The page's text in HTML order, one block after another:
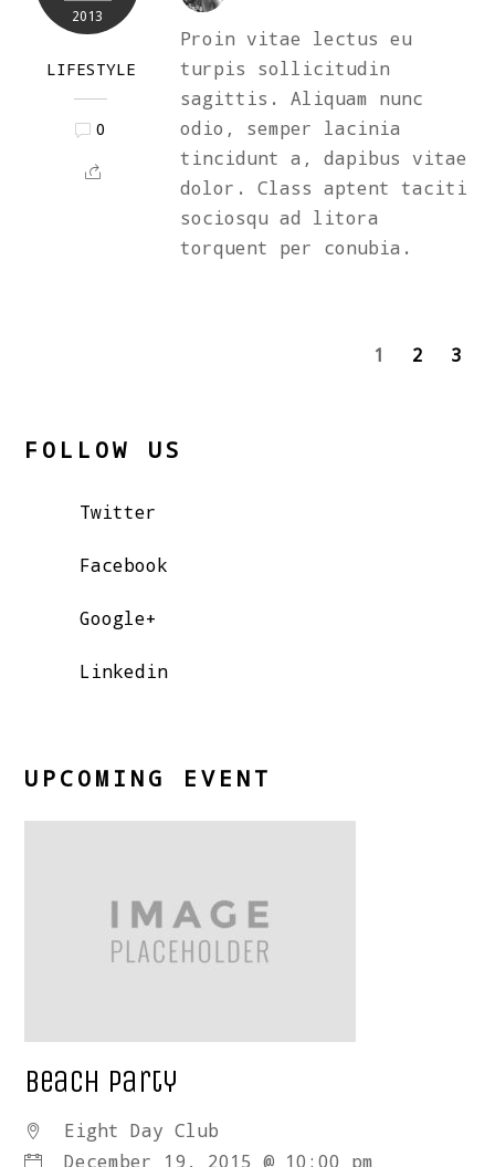
2013
LIFESTYLE
0
Proin vitae lectus eu
turpis sollicitudin
sagittis. Aliquam nunc
odio, semper lacinia
tincidunt a, dapibus vitae
dolor. Class aptent taciti
sociosqu ad litora
torquent per conubia.
1 2 3
FOLLOW US
Twitter
Facebook
Google+
Linkedin
UPCOMING EVENT
Beach Party
Eight Day Club
December 19, 2015 @ 10:00 pm